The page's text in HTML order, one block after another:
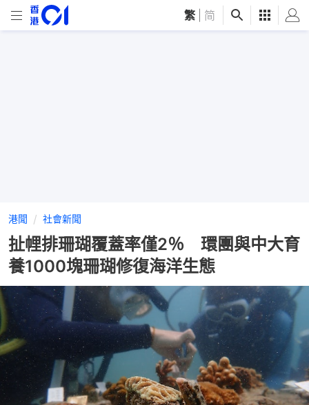
繁 简
港聞 社會新聞
扯𢃇排珊瑚覆蓋率僅2％ 環團與中大育
養1000塊珊瑚修復海洋生態